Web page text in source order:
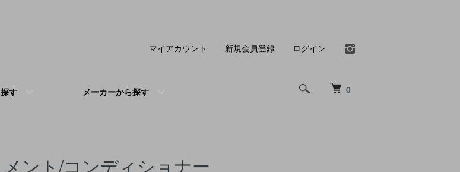
0
す メーカーから探す
マイアカウント 新規会員登録 ログイン
メント/コンディショナー